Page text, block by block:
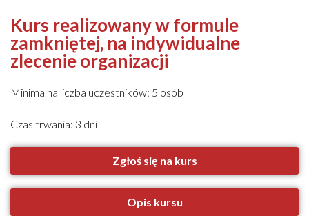
Kurs realizowany w formule
zamkniętej, na indywidualne
zlecenie organizacji
Minimalna liczba uczestników: 5 osób
Czas trwania: 3 dni
Zgłoś się na kurs
Opis kursu